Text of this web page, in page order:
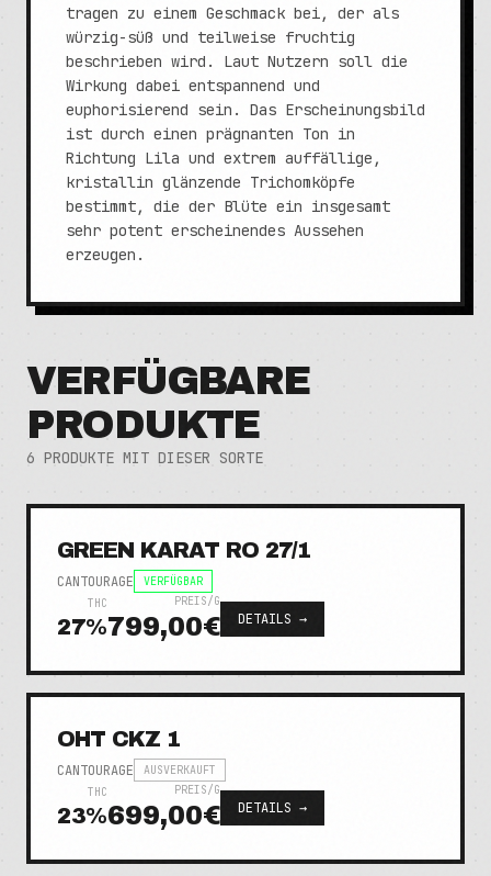
tragen zu einem Geschmack bei, der als
würzig-süß und teilweise fruchtig
beschrieben wird. Laut Nutzern soll die
Wirkung dabei entspannend und
euphorisierend sein. Das Erscheinungsbild
ist durch einen prägnanten Ton in
Richtung Lila und extrem auffällige,
kristallin glänzende Trichomköpfe
bestimmt, die der Blüte ein insgesamt
sehr potent erscheinendes Aussehen
erzeugen.
VERFÜGBARE
PRODUKTE
6 PRODUKTE MIT DIESER SORTE
GREEN KARAT RO 27/1
CANTOURAGE
VERFÜGBAR
THC
27%
PREIS/G
799,00€ DETAILS →
OHT CKZ 1
CANTOURAGE
AUSVERKAUFT
THC
23%
PREIS/G
699,00€ DETAILS →